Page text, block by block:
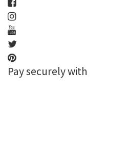
Pay securely with